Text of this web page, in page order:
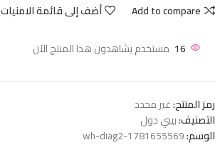
Add to compare
أضف إلى قائمة الامنيات
16 مستخدم يشاهدون هذا المنتج الآن
رمز المنتج:غير محدد
التصنيف:بيبي دول
الوسم:wh-diag2-1781655569